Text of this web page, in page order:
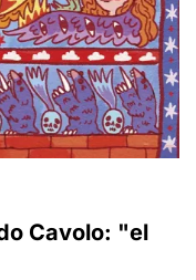
Cavolo: "el